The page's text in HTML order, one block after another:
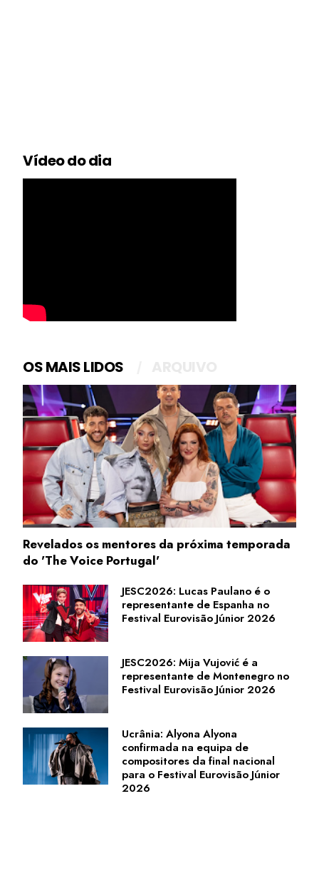
Vídeo do dia
OS MAIS LIDOS
Revelados os mentores da próxima temporada
do 'The Voice Portugal'
JESC2026: Lucas Paulano é o
representante de Espanha no
Festival Eurovisão Júnior 2026
JESC2026: Mija Vujović é a
representante de Montenegro no
Festival Eurovisão Júnior 2026
Ucrânia: Alyona Alyona
confirmada na equipa de
compositores da final nacional
para o Festival Eurovisão Júnior
2026